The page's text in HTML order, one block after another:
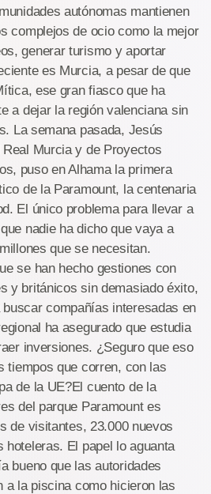
autónomas mantienen
complejos de ocio como la mejor
generar turismo y aportar
es Murcia, a pesar de que
ese gran fiasco que ha
a dejar la región valenciana sin
La semana pasada, Jesús
Murcia y de Proyectos
puso en Alhama la primera
de la Paramount, la centenaria
El único problema para llevar a
nadie ha dicho que vaya a
que se necesitan.
se han hecho gestiones con
y británicos sin demasiado éxito,
compañías interesadas en
ha asegurado que estudia
inversiones. ¿Seguro que eso
tiempos que corren, con las
de la UE?El cuento de la
del parque Paramount es
de visitantes, 23.000 nuevos
hoteleras. El papel lo aguanta
bueno que las autoridades
a la piscina como hicieron las